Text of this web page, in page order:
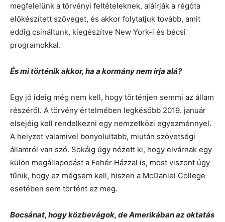
megfelelünk a törvényi feltételeknek, aláírják a régóta
előkészített szöveget, és akkor folytatjuk tovább, amit
eddig csináltunk, kiegészítve New York-i és bécsi
programokkal.
És mi történik akkor, ha a kormány nem írja alá?
Egy jó ideig még nem kell, hogy történjen semmi az állam
részéről. A törvény értelmében legkésőbb 2019. január
elsejéig kell rendelkezni egy nemzetközi egyezménnyel.
A helyzet valamivel bonyolultabb, miután szövetségi
államról van szó. Sokáig úgy nézett ki, hogy elvárnak egy
külön megállapodást a Fehér Házzal is, most viszont úgy
tűnik, hogy ez mégsem kell, hiszen a McDaniel College
esetében sem történt ez meg.
Bocsánat, hogy közbevágok, de Amerikában az oktatás